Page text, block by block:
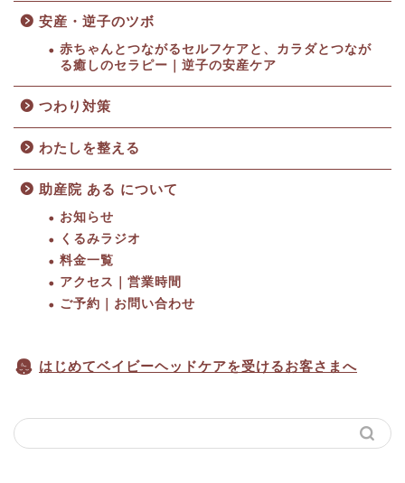
安産・逆子のツボ
赤ちゃんとつながるセルフケアと、カラダとつなが
る癒しのセラピー｜逆子の安産ケア
つわり対策
わたしを整える
助産院 ある について
お知らせ
くるみラジオ
料金一覧
アクセス｜営業時間
ご予約｜お問い合わせ
はじめてベイビーヘッドケアを受けるお客さまへ